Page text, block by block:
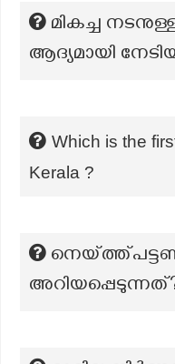
മികച്ച
ആദ്യമായി
Which is the
Kerala ?